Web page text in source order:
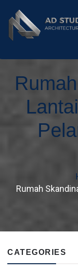
AD
Arsitek
AD Studio – Jasa
Rumah
CATEGORIES